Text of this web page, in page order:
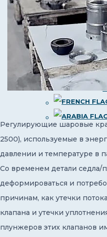
RU
Регулирующие шаровые
2500), используемые в
давлении и температуре в
Со временем детали седла/
деформироваться и
причинам, как утечки
клапана и утечки
плунжеров этих клапанов